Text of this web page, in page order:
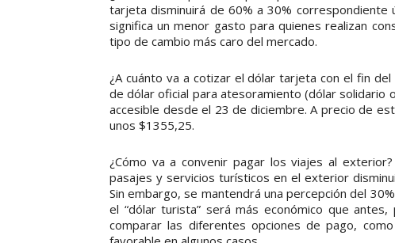
tarjeta disminuirá de 60% a 30% correspondiente
significa un menor gasto para quienes realizan
tipo de cambio más caro del mercado.
¿A cuánto va a cotizar el dólar tarjeta con el fin
de dólar oficial para atesoramiento (dólar
accesible desde el 23 de diciembre. A precio de
unos $1355,25.
¿Cómo va a convenir pagar los viajes al
pasajes y servicios turísticos en el exterior
Sin embargo, se mantendrá una percepción del
el “dólar turista” será más económico que
comparar las diferentes opciones de pago,